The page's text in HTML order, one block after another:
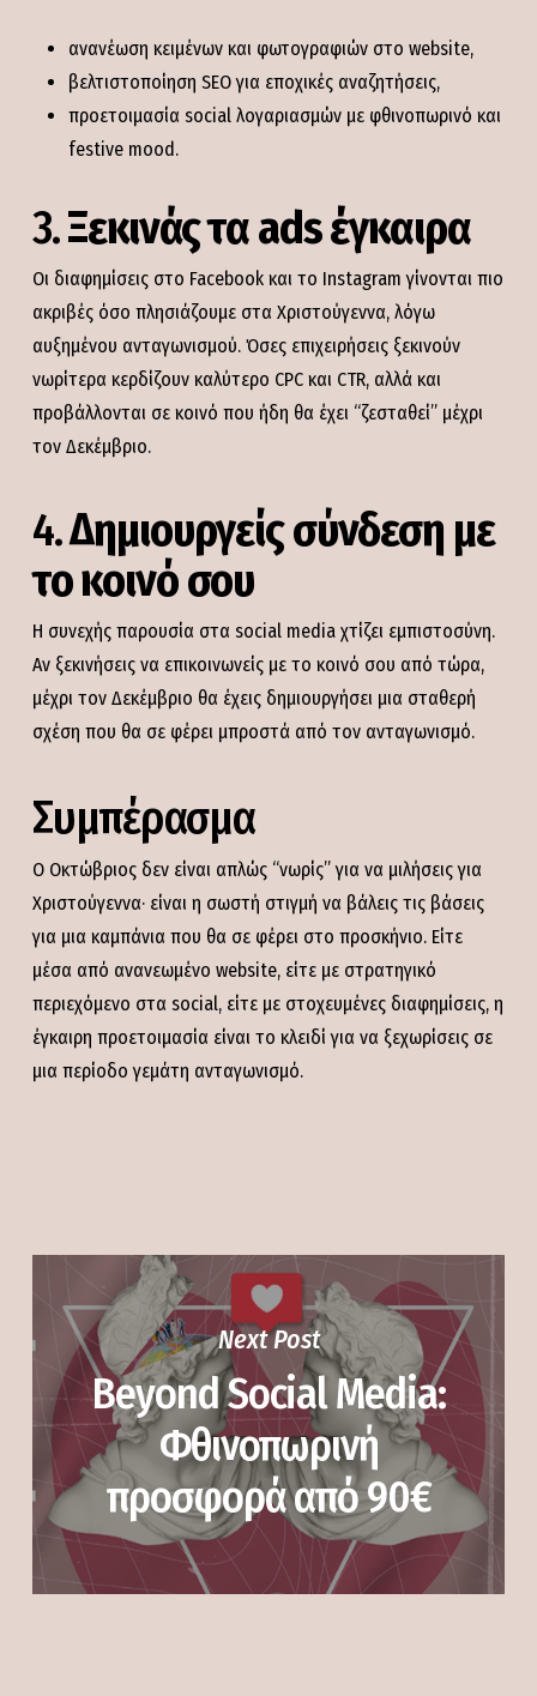
ανανέωση κειμένων και φωτογραφιών στο website,
βελτιστοποίηση SEO για εποχικές αναζητήσεις,
προετοιμασία social λογαριασμών με φθινοπωρινό και
festive mood.
3.Ξεκινάς τα ads έγκαιρα
Οι διαφημίσεις στο Facebook και το Instagram γίνονται πιο
ακριβές όσο πλησιάζουμε στα Χριστούγεννα, λόγω
αυξημένου ανταγωνισμού. Όσες επιχειρήσεις ξεκινούν
νωρίτερα κερδίζουν καλύτερο CPC και CTR, αλλά και
προβάλλονται σε κοινό που ήδη θα έχει “ζεσταθεί” μέχρι
τον Δεκέμβριο.
4.Δημιουργείς σύνδεση με
το κοινό σου
Η συνεχής παρουσία στα social media χτίζει εμπιστοσύνη.
Αν ξεκινήσεις να επικοινωνείς με το κοινό σου από τώρα,
μέχρι τον Δεκέμβριο θα έχεις δημιουργήσει μια σταθερή
σχέση που θα σε φέρει μπροστά από τον ανταγωνισμό.
Συμπέρασμα
Ο Οκτώβριος δεν είναι απλώς “νωρίς” για να μιλήσεις για
Χριστούγεννα· είναι η σωστή στιγμή να βάλεις τις βάσεις
για μια καμπάνια που θα σε φέρει στο προσκήνιο. Είτε
μέσα από ανανεωμένο website, είτε με στρατηγικό
περιεχόμενο στα social, είτε με στοχευμένες διαφημίσεις, η
έγκαιρη προετοιμασία είναι το κλειδί για να ξεχωρίσεις σε
μια περίοδο γεμάτη ανταγωνισμό.
Next Post
Beyond Social Media:
Φθινοπωρινή
προσφορά από 90€